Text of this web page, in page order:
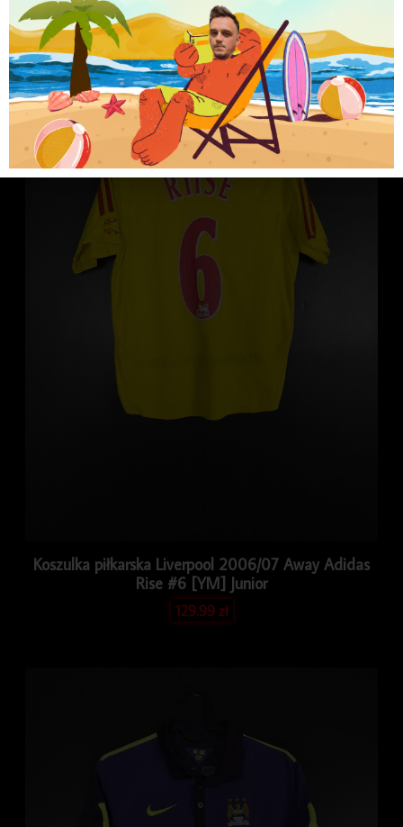
119.99zł
Koszulka piłkarska Liverpool 2006/07 Away Adidas
Rise #6 [YM] Junior
129.99zł